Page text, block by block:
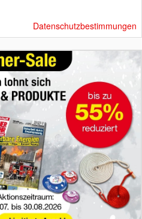
Datenschutzbestimmungen